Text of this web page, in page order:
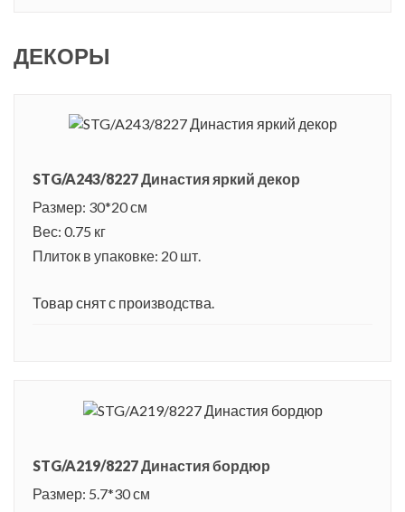
ДЕКОРЫ
STG/A243/8227 Династия яркий декор
Размер: 30*20 см
Вес: 0.75 кг
Плиток в упаковке: 20 шт.
Товар снят с производства.
STG/A219/8227 Династия бордюр
Размер: 5.7*30 см